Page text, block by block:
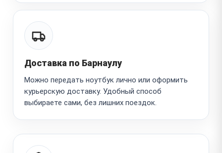
Доставка по Барнаулу
Можно передать ноутбук лично или оформить
курьерскую доставку. Удобный способ
выбираете сами, без лишних поездок.